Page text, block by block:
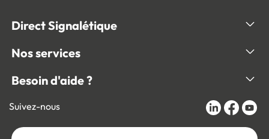
Direct Signalétique
Nos services
Besoin d'aide ?
Suivez-nous